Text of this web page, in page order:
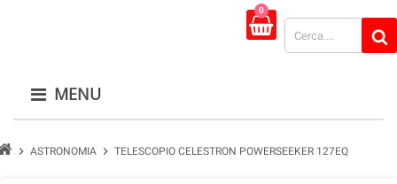
0
MENU
chevron_right ASTRONOMIA chevron_right TELESCOPIO CELESTRON POWERSEEKER 127EQ